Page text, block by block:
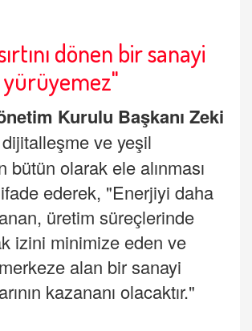
dönen bir sanayi
yürüyemez"
Kurulu Başkanı Zeki
ve yeşil
bütün olarak ele alınması
ederek, "Enerjiyi daha
üretim süreçlerinde
izini minimize eden ve
alan bir sanayi
kazananı olacaktır."